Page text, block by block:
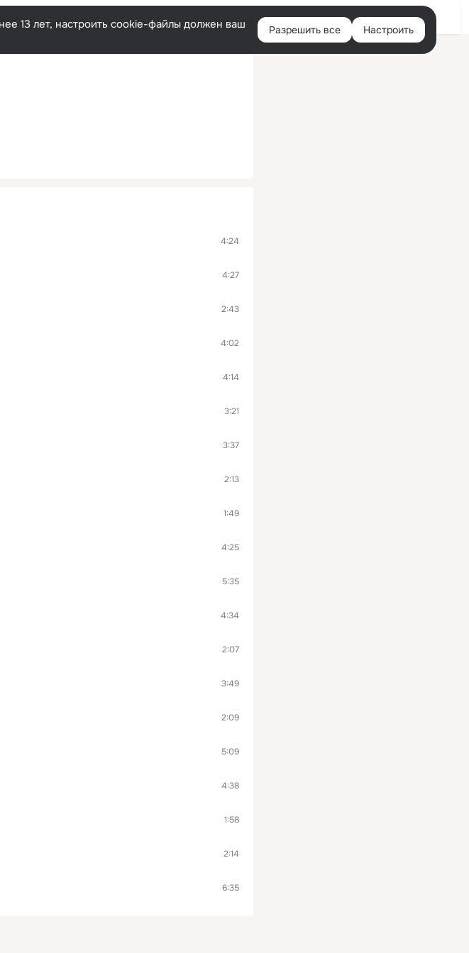
Войти
13 лет, настроить cookie-файлы должен ваш
Разрешить все Настроить
4:24
4:27
2:43
4:02
4:14
3:21
3:37
2:13
1:49
4:25
5:35
4:34
2:07
3:49
2:09
5:09
4:38
1:58
2:14
6:35